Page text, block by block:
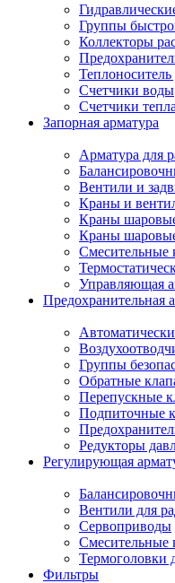
Группы
Коллекторы
Счетчики воды
Счетчики тепла
Запорная арматура
Арматура для
Вентили и
Краны и
Краны
Краны шаровые
Смесительные
Управляющая
Предохранительная
Группы
Обратные
Перепускные
Подпиточные
Редукторы
Регулирующая
Вентили для
Сервоприводы
Смесительные
Термоголовки
Фильтры